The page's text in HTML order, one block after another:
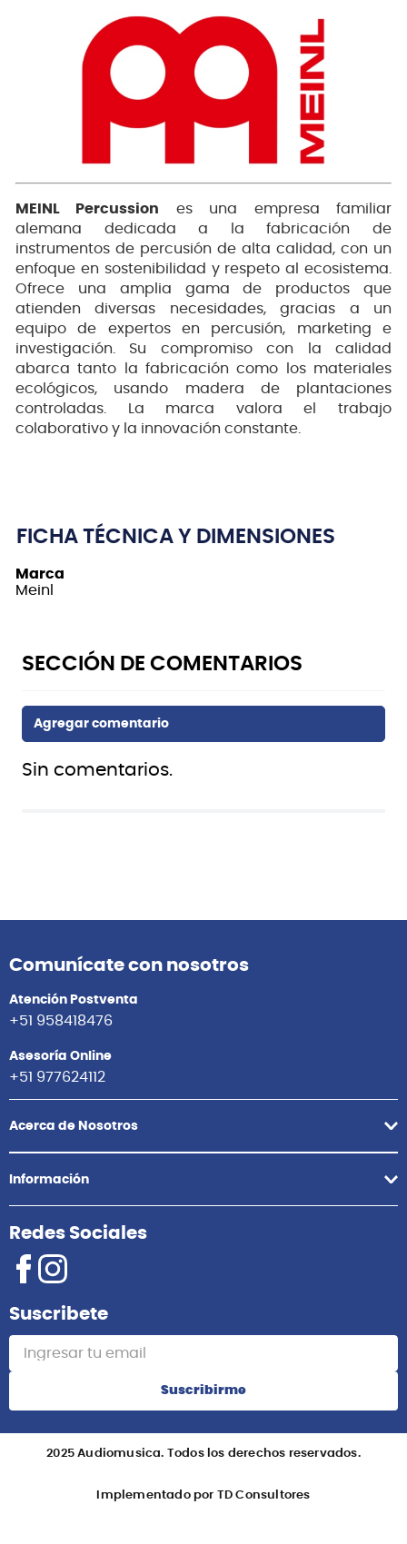
MEINL Percussion es una empresa familiar
alemana dedicada a la fabricación de
instrumentos de percusión de alta calidad, con un
enfoque en sostenibilidad y respeto al ecosistema.
Ofrece una amplia gama de productos que
atienden diversas necesidades, gracias a un
equipo de expertos en percusión, marketing e
investigación. Su compromiso con la calidad
abarca tanto la fabricación como los materiales
ecológicos, usando madera de plantaciones
controladas. La marca valora el trabajo
colaborativo y la innovación constante.
FICHA TÉCNICA Y DIMENSIONES
Marca
Meinl
Sin comentarios.
LCR1134NT-M CONGA 11 3/4''
Agregar
LC1BRASS TIMBALETA
+51 958418476
Asesoría Online
+51 977624112
Acerca de Nosotros